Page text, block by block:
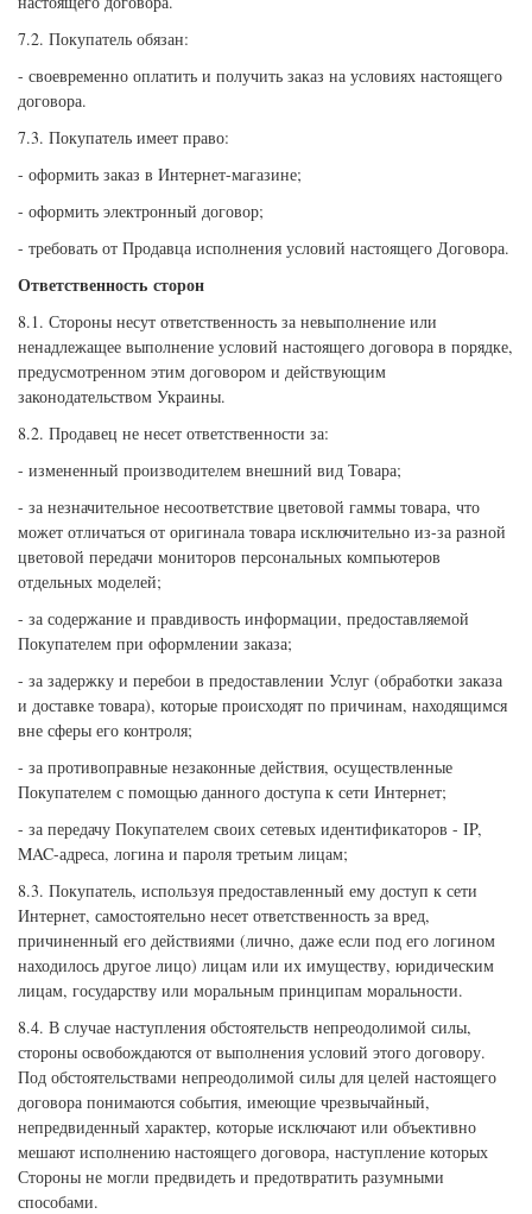
7.2. Покупатель обязан:
- своевременно оплатить и получить заказ на условиях настоящего
договора.
7.3. Покупатель имеет право:
- оформить заказ в Интернет-магазине;
- оформить электронный договор;
- требовать от Продавца исполнения условий настоящего Договора.
Ответственность сторон
8.1. Стороны несут ответственность за невыполнение или
ненадлежащее выполнение условий настоящего договора в порядке,
предусмотренном этим договором и действующим
законодательством Украины.
8.2. Продавец не несет ответственности за:
- измененный производителем внешний вид Товара;
- за незначительное несоответствие цветовой гаммы товара, что
может отличаться от оригинала товара исключительно из-за разной
цветовой передачи мониторов персональных компьютеров
отдельных моделей;
- за содержание и правдивость информации, предоставляемой
Покупателем при оформлении заказа;
- за задержку и перебои в предоставлении Услуг (обработки заказа
и доставке товара), которые происходят по причинам, находящимся
вне сферы его контроля;
- за противоправные незаконные действия, осуществленные
Покупателем с помощью данного доступа к сети Интернет;
- за передачу Покупателем своих сетевых идентификаторов - IP,
MAC-адреса, логина и пароля третьим лицам;
8.3. Покупатель, используя предоставленный ему доступ к сети
Интернет, самостоятельно несет ответственность за вред,
причиненный его действиями (лично, даже если под его логином
находилось другое лицо) лицам или их имуществу, юридическим
лицам, государству или моральным принципам моральности.
8.4. В случае наступления обстоятельств непреодолимой силы,
стороны освобождаются от выполнения условий этого договору.
Под обстоятельствами непреодолимой силы для целей настоящего
договора понимаются события, имеющие чрезвычайный,
непредвиденный характер, которые исключают или объективно
мешают исполнению настоящего договора, наступление которых
Стороны не могли предвидеть и предотвратить разумными
способами.